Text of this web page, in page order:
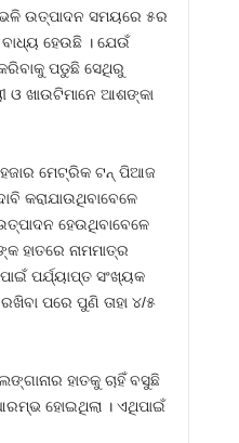
ଉତ୍ପାଦନ ସମୟରେ ୫ର
ହେଉଛି । ଯେଉଁ
ପଡୁଛି ସେଥିରୁ
ଖାଉଟିମାନେ ଆଶଙ୍କା
ହଜାର ମେଟ୍ରିକ ଟନ୍‍ ପିଆଜ
କରାଯାଉଥିବାବେଳେ
ହେଉଥିବାବେଳେ
ହାତରେ ନାମମାତ୍ର
ପର୍ଯ୍ୟାପ୍ତ ସଂଖ୍ୟକ
ପରେ ପୁଣି ତାହା ୪/୫
ହାତକୁ ଚାହିଁ ବସୁଛି
ହୋଇଥିଲା । ଏଥିପାଇଁ